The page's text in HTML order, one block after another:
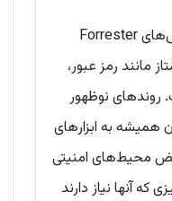
Forrester تخمین می‌زند که ۸۰ درصد از نقض‌های
مانند رمز عبور،
روندهای نوظهور
به ابزارهای
محیط‌های امنیتی
آنها نیاز دارند